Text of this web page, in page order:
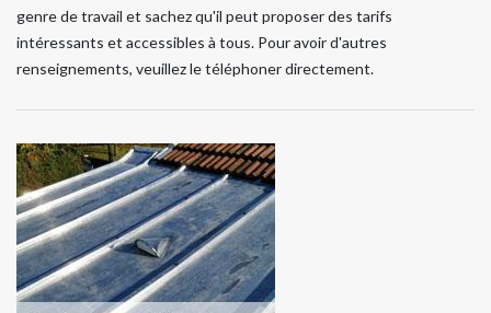
genre de travail et sachez qu'il peut proposer des tarifs
intéressants et accessibles à tous. Pour avoir d'autres
renseignements, veuillez le téléphoner directement.